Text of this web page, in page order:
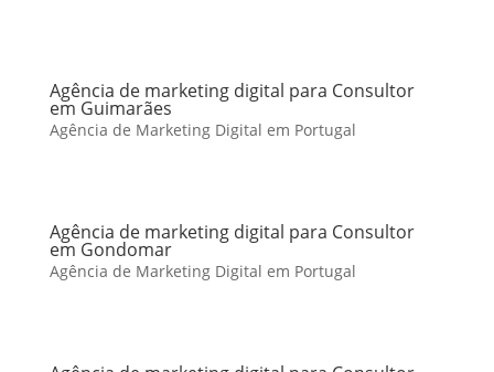
Agência de marketing digital para Consultor
em Guimarães
Agência de Marketing Digital em Portugal
Agência de marketing digital para Consultor
em Gondomar
Agência de Marketing Digital em Portugal